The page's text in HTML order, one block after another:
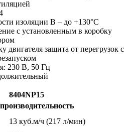
изоляции В – до +130°С
с установленным в коробку
двигателя защита от перегрузок с
230 В, 50 Гц
8404NP15
13 куб.м/ч (217 л/мин)